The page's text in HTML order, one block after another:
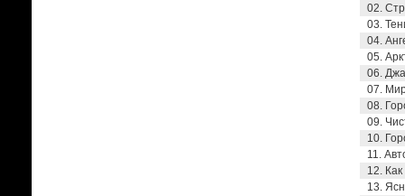
02.
03.
04.
05.
06.
07.
08.
09.
10.
11.
12.
13.